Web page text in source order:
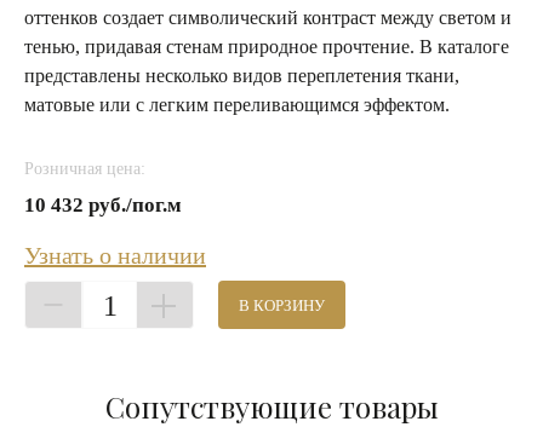
оттенков создает символический контраст между светом и
тенью, придавая стенам природное прочтение. В каталоге
представлены несколько видов переплетения ткани,
матовые или с легким переливающимся эффектом.
Розничная цена:
10 432 руб./пог.м
Узнать о наличии
1 В КОРЗИНУ
Сопутствующие товары